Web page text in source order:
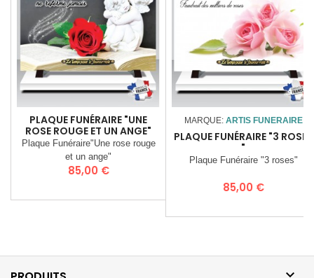
PLAQUE FUNÉRAIRE "UNE
ROSE ROUGE ET UN ANGE"
Plaque Funéraire"Une rose rouge
et un ange"
Prix
85,00 €
MARQUE: ARTIS FUNERAIRE
PLAQUE FUNÉRAIRE "3 ROSES
"
Plaque Funéraire "3 roses"
Prix
85,00 €